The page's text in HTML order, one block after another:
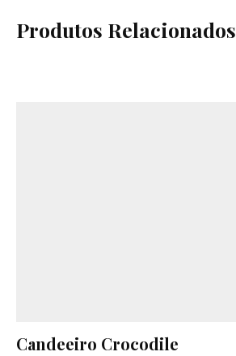
Produtos Relacionados
Candeeiro Crocodile